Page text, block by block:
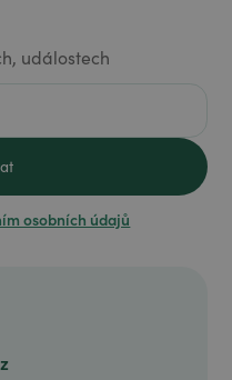
událostech
osobních údajů